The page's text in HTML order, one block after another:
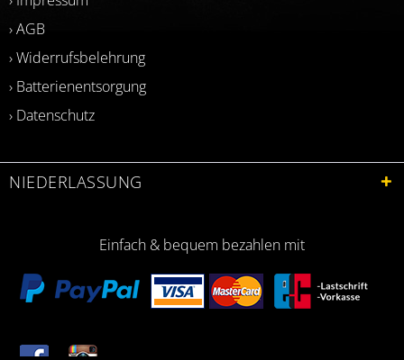
› AGB
› Widerrufsbelehrung
› Batterienentsorgung
› Datenschutz
NIEDERLASSUNG
Einfach & bequem bezahlen mit